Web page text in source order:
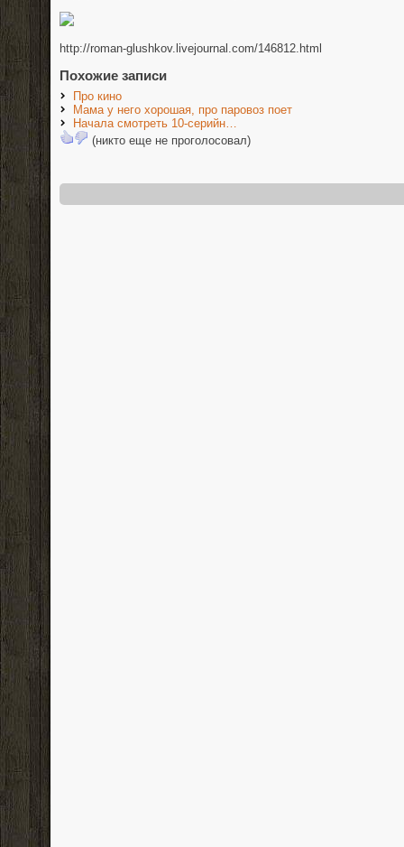
http://roman-glushkov.livejournal.com/146812.html
Похожие записи
Про кино
Мама у него хорошая, про паровоз поет
Начала смотреть 10-серийн…
(никто еще не проголосовал)